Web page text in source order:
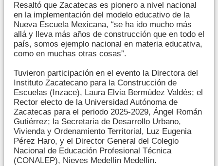
Resaltó que Zacatecas es pionero a nivel nacional
en la implementación del modelo educativo de la
Nueva Escuela Mexicana, “se ha ido mucho más
allá y lleva más años de construcción que en todo el
país, somos ejemplo nacional en materia educativa,
como en muchas otras cosas”.
Tuvieron participación en el evento la Directora del
Instituto Zacatecano para la Construcción de
Escuelas (Inzace), Laura Elvia Bermúdez Valdés; el
Rector electo de la Universidad Autónoma de
Zacatecas para el periodo 2025-2029, Ángel Román
Gutiérrez; la Secretaria de Desarrollo Urbano,
Vivienda y Ordenamiento Territorial, Luz Eugenia
Pérez Haro, y el Director General del Colegio
Nacional de Educación Profesional Técnica
(CONALEP), Nieves Medellín Medellín.